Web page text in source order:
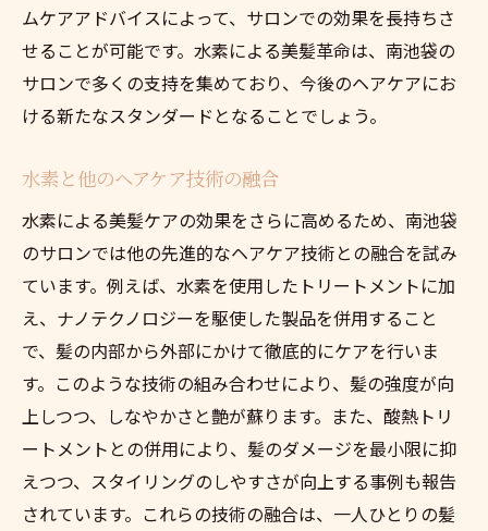
ムケアアドバイスによって、サロンでの効果を長持ちさ
せることが可能です。水素による美髪革命は、南池袋の
サロンで多くの支持を集めており、今後のヘアケアにお
ける新たなスタンダードとなることでしょう。
水素と他のヘアケア技術の融合
水素による美髪ケアの効果をさらに高めるため、南池袋
のサロンでは他の先進的なヘアケア技術との融合を試み
ています。例えば、水素を使用したトリートメントに加
え、ナノテクノロジーを駆使した製品を併用すること
で、髪の内部から外部にかけて徹底的にケアを行いま
す。このような技術の組み合わせにより、髪の強度が向
上しつつ、しなやかさと艶が蘇ります。また、酸熱トリ
ートメントとの併用により、髪のダメージを最小限に抑
えつつ、スタイリングのしやすさが向上する事例も報告
されています。これらの技術の融合は、一人ひとりの髪